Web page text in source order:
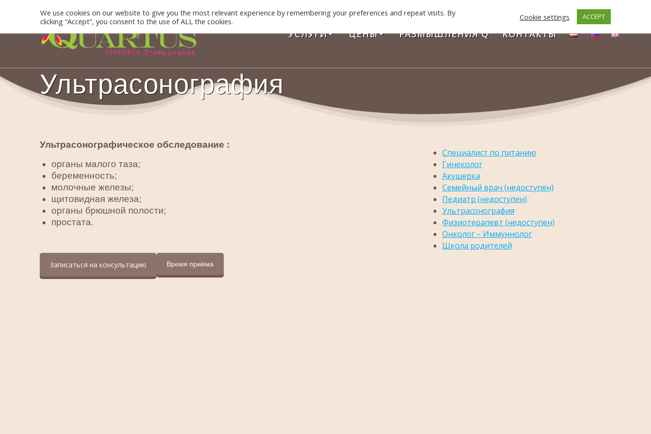
УСЛУГИ ЦЕНЫ РАЗМЫШЛЕНИЯ Q KОНТАКТЫ
Ультрасонография
Ультрасонографическое обследование :
органы малого таза;
беременность;
молочные железы;
щитовидная железа;
органы брюшной полости;
простата.
Записаться на консультацию Время приёмa
Специалист по питанию
Гинеколог
Aкушерка
Семейный врач (недоступен)
Педиатр (недоступен)
Ультрасонография
Физиотерапевт (недоступен)
Онколог – Иммуннолог
Школа родителей
We use cookies on our website to give you the most relevant experience by remembering your preferences and repeat visits. By
clicking “Accept”, you consent to the use of ALL the cookies.
Cookie settings ACCEPT